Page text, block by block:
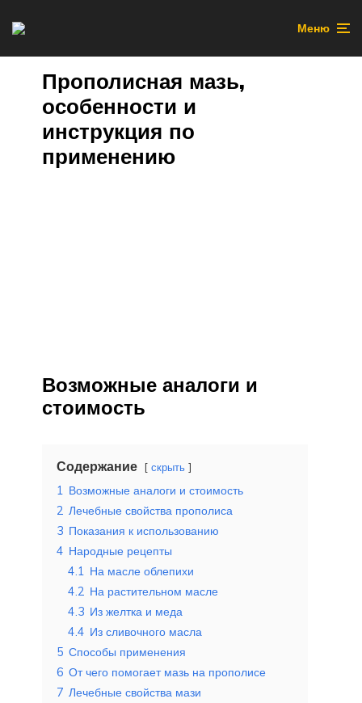
Меню
Прополисная мазь,
особенности и
инструкция по
применению
Возможные аналоги и
стоимость
Содержание скрыть
1 Возможные аналоги и стоимость
2 Лечебные свойства прополиса
3 Показания к использованию
4 Народные рецепты
4.1 На масле облепихи
4.2 На растительном масле
4.3 Из желтка и меда
4.4 Из сливочного масла
5 Способы применения
6 От чего помогает мазь на прополисе
7 Лечебные свойства мази